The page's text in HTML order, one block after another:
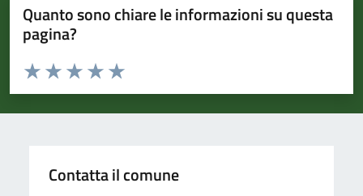
Quanto sono chiare le informazioni su questa
pagina?
Valuta da 1 a 5 stelle la pagina
Valuta 5 stelle su 5
Valuta 4 stelle su 5
Valuta 3 stelle su 5
Valuta 2 stelle su 5
Valuta 1 stelle su 5
Contatta il comune